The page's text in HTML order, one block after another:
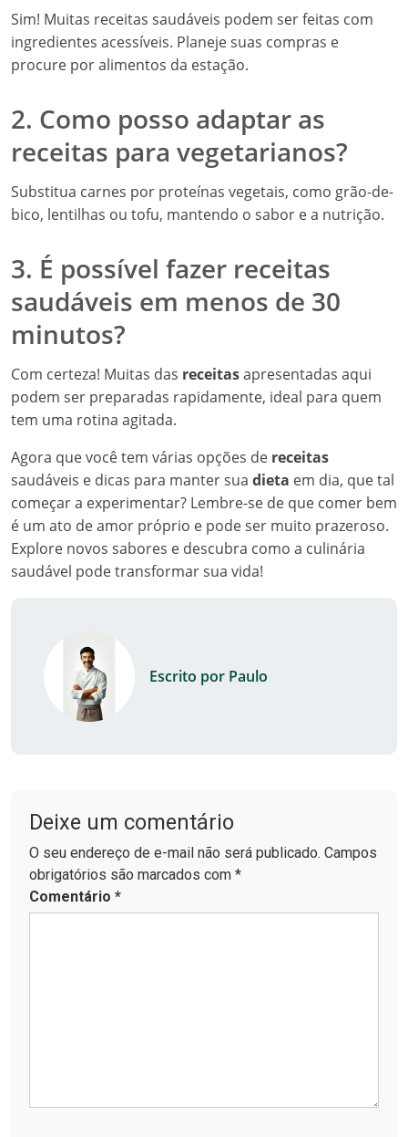
Sim! Muitas receitas saudáveis podem ser feitas com
ingredientes acessíveis. Planeje suas compras e
procure por alimentos da estação.
2. Como posso adaptar as
receitas para vegetarianos?
Substitua carnes por proteínas vegetais, como grão-de-
bico, lentilhas ou tofu, mantendo o sabor e a nutrição.
3. É possível fazer receitas
saudáveis em menos de 30
minutos?
Com certeza! Muitas das receitasapresentadas aqui
podem ser preparadas rapidamente, ideal para quem
tem uma rotina agitada.
Agora que você tem várias opções de receitas
saudáveis e dicas para manter sua dieta em dia, que tal
começar a experimentar? Lembre-se de que comer bem
é um ato de amor próprio e pode ser muito prazeroso.
Explore novos sabores e descubra como a culinária
saudável pode transformar sua vida!
Escrito por Paulo
Deixe um comentário
O seu endereço de e-mail não será publicado. Campos
obrigatórios são marcados com *
Comentário *